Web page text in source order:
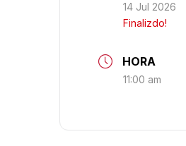
14 Jul 2026
Finalizdo!
HORA
11:00 am